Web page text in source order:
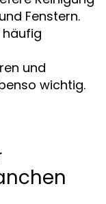
Fenstern.
häufig
und
wichtig.